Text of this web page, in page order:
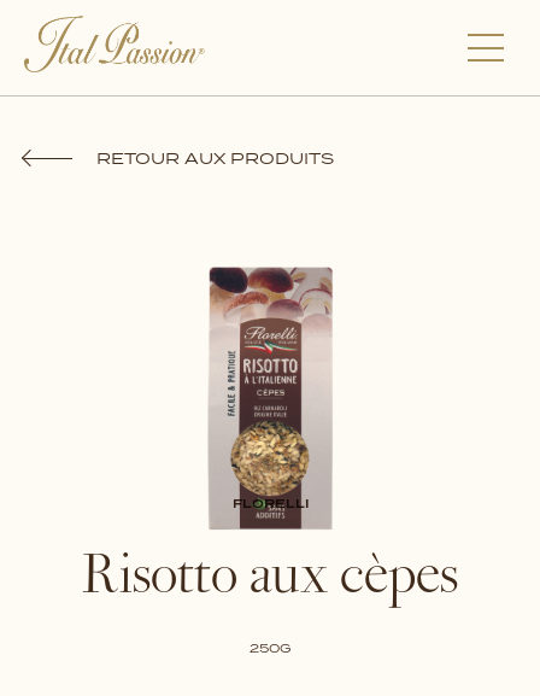
RETOUR AUX PRODUITS
FLORELLI
Risotto aux cèpes
250G